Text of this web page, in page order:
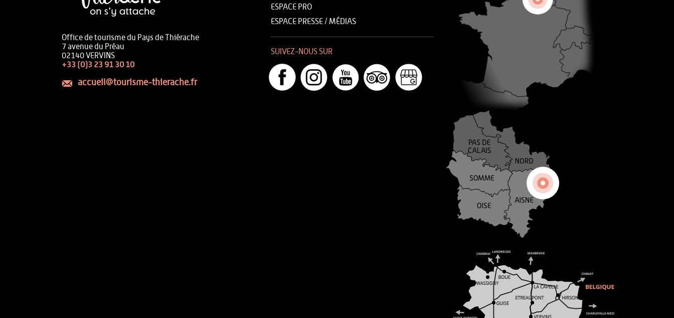
Office de tourisme du Pays de Thiérache
7 avenue du Préau
02140 VERVINS
+33 (0)3 23 91 30 10
accueil@tourisme-thierache.fr
ESPACE PRO
ESPACE PRESSE / MÉDIAS
SUIVEZ-NOUS SUR